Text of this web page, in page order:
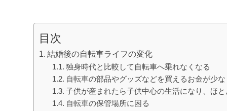
目次
結婚後の自転車ライフの変化
独身時代と比較して自転車へ乗れなくなる
自転車の部品やグッズなどを買えるお金が少
子供が産まれたら子供中心の生活になり、ほ
自転車の保管場所に困る